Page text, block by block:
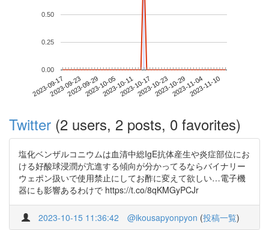
2023-09-172023-09-232023-09-292023-10-052023-10-112023-10-172023-10-232023-10-292023-11-042023-11-10
0.00
0.25
0.50
Twitter (2 users, 2 posts, 0 favorites)
塩化ベンザルコニウムは血清中総IgE抗体産生や炎症部位にお
ける好酸球浸潤が亢進する傾向が分かってるならバイナリー
ウェポン扱いで使用禁止にしてお酢に変えて欲しい…電子機
器にも影響あるわけで https://t.co/8qKMGyPCJr
2023-10-15 11:36:42 @ikousapyonpyon (投稿一覧)